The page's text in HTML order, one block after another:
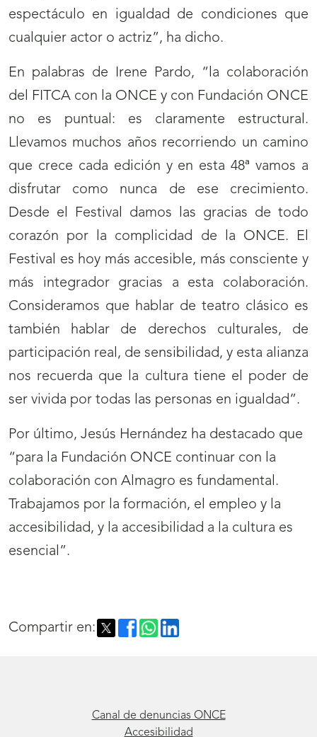
espectáculo en igualdad de condiciones que
cualquier actor o actriz”, ha dicho.
En palabras de Irene Pardo, “la colaboración
del FITCA con la ONCE y con Fundación ONCE
no es puntual: es claramente estructural.
Llevamos muchos años recorriendo un camino
que crece cada edición y en esta 48ª vamos a
disfrutar como nunca de ese crecimiento.
Desde el Festival damos las gracias de todo
corazón por la complicidad de la ONCE. El
Festival es hoy más accesible, más consciente y
más integrador gracias a esta colaboración.
Consideramos que hablar de teatro clásico es
también hablar de derechos culturales, de
participación real, de sensibilidad, y esta alianza
nos recuerda que la cultura tiene el poder de
ser vivida por todas las personas en igualdad”.
Por último, Jesús Hernández ha destacado que
“para la Fundación ONCE continuar con la
colaboración con Almagro es fundamental.
Trabajamos por la formación, el empleo y la
accesibilidad, y la accesibilidad a la cultura es
esencial”.
Compartir en:
Canal de denuncias ONCE
Accesibilidad